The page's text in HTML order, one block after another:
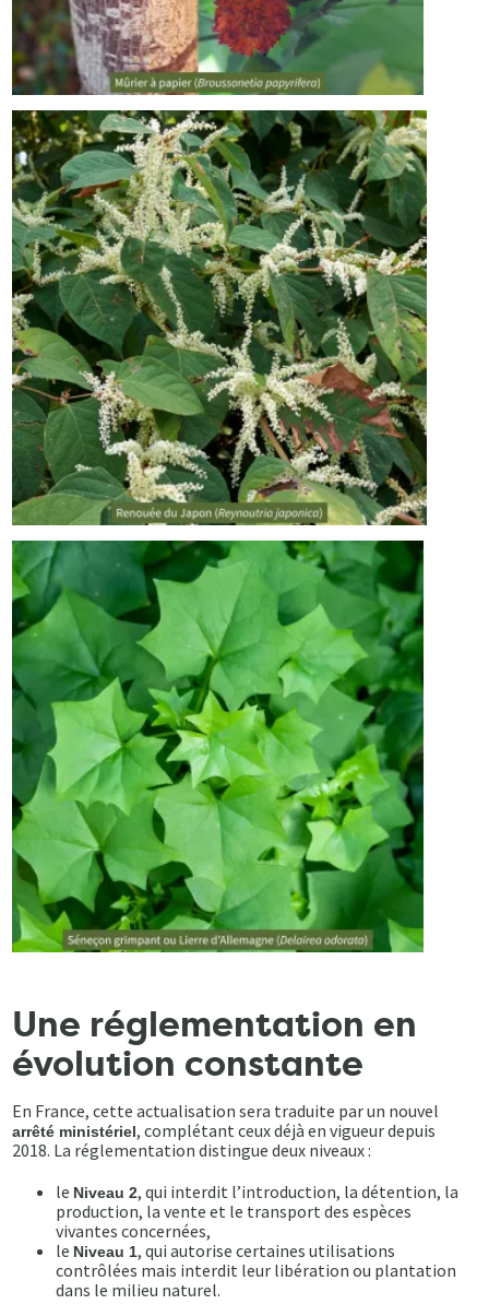
Une réglementation en
évolution constante
En France, cette actualisation sera traduite par un nouvel
arrêté ministériel, complétant ceux déjà en vigueur depuis
2018. La réglementation distingue deux niveaux :
le Niveau 2, qui interdit l’introduction, la détention, la
production, la vente et le transport des espèces
vivantes concernées,
le Niveau 1, qui autorise certaines utilisations
contrôlées mais interdit leur libération ou plantation
dans le milieu naturel.